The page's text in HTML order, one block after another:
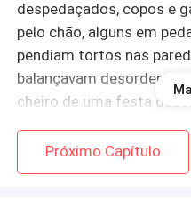
despedaçados, copos e
pelo chão, alguns em
pendiam tortos nas
balançavam
cheiro de uma festa
cenário de caos
Próximo Capítulo